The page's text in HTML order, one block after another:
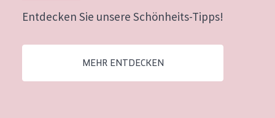
Jedes alter
Entdecken Sie unsere Schönheits-Tipps!
MEHR ENTDECKEN